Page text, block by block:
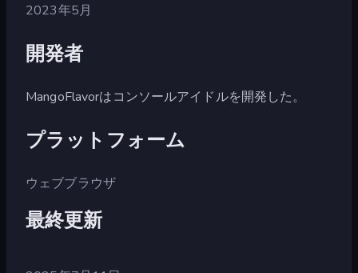
2023年5月
開発者
MangoFlavorはコンソールアイドルを開発した。
プラットフォーム
ウェブブラウザ
最終更新